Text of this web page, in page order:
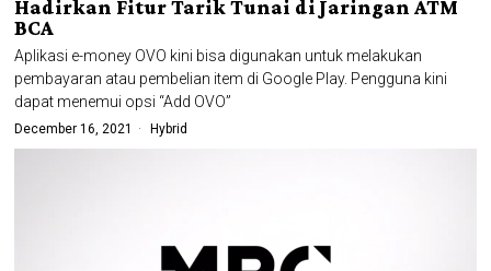
Hadirkan Fitur Tarik Tunai di Jaringan ATM
BCA
Aplikasi e-money OVO kini bisa digunakan untuk melakukan
pembayaran atau pembelian item di Google Play. Pengguna kini
dapat menemui opsi “Add OVO”
December 16, 2021 Hybrid